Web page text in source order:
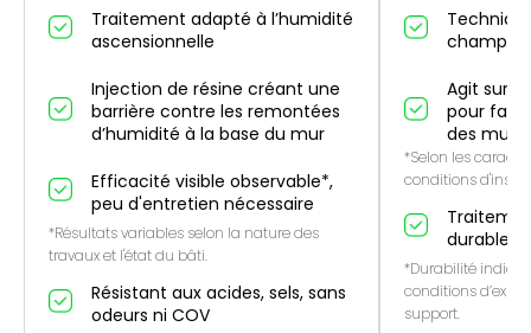
Traitement adapté à l’humidité
ascensionnelle
Injection de résine créant une
barrière contre les remontées
d’humidité à la base du mur
Efficacité visible observable*,
peu d'entretien nécessaire
*Résultats variables selon la nature des
travaux et l'état du bâti.
Résistant aux acides, sels, sans
odeurs ni COV
champ
Agit sur
pour
des murs*
*Selon les
conditions
durable*
*Durabilité
conditions
support.